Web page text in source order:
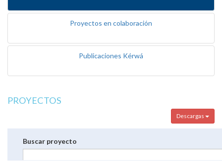
Proyectos en colaboración
Publicaciones Kérwá
PROYECTOS
Descargas
Buscar proyecto